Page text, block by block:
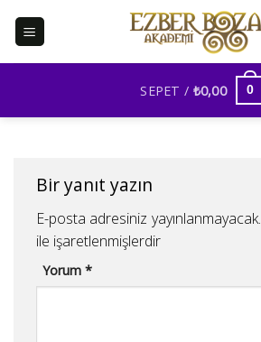
SEPET / ₺0,00 0
Bir yanıt yazın
E-posta adresiniz yayınlanmayacak.
ile işaretlenmişlerdir
Yorum*